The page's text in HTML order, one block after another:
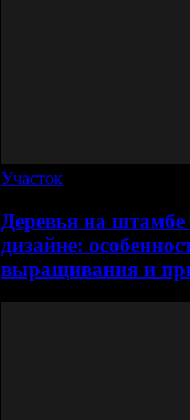
Участок
Деревья на
дизайне:
выращивания и